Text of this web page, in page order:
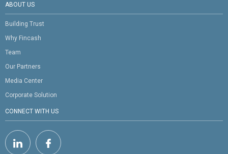
ABOUT US
Building Trust
Why Fincash
Team
Our Partners
Media Center
Corporate Solution
CONNECT WITH US